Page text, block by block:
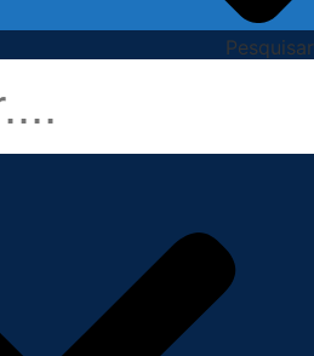
Pesquisar